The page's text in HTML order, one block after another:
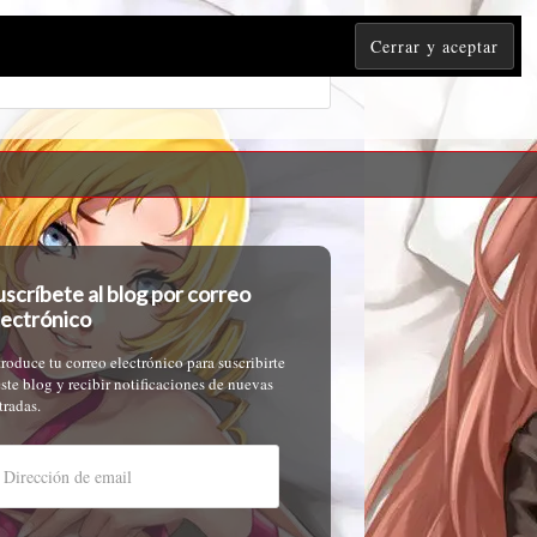
al blog por correo
tu correo electrónico para suscribirte
blog y recibir notificaciones de nuevas